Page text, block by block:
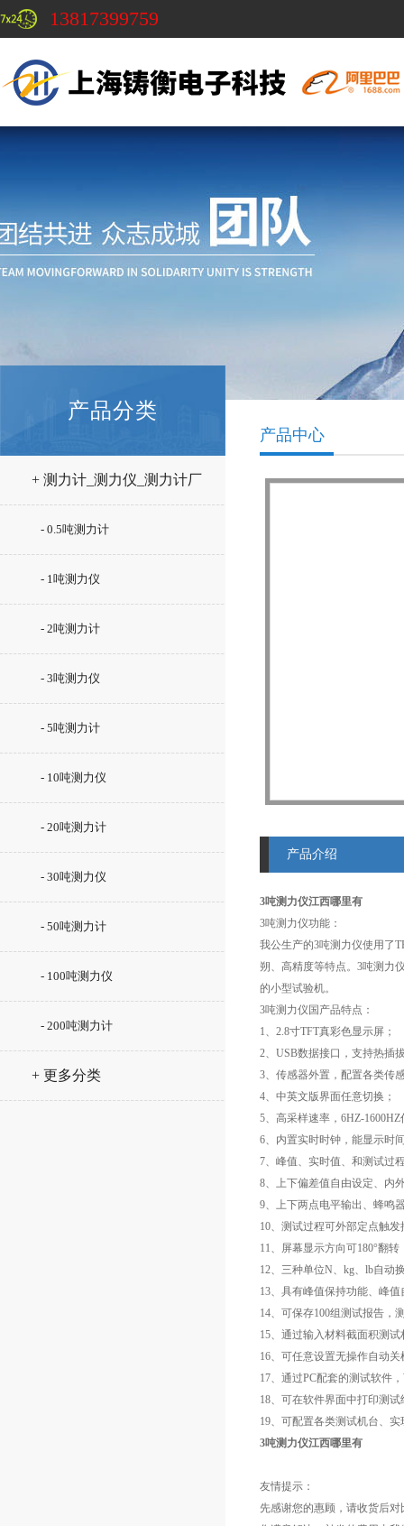
13817399759
产品分类
+ 测力计_测力仪_测力计厂
- 0.5吨测力计
- 1吨测力仪
- 2吨测力计
- 3吨测力仪
- 5吨测力计
- 10吨测力仪
- 20吨测力计
- 30吨测力仪
- 50吨测力计
- 100吨测力仪
- 200吨测力计
+ 更多分类
产品中心
产品介绍
3吨测力仪江西哪里有
3吨测力仪功能：
我公生产的3吨测力仪使用了
朔、高精度等特点。3吨测力
的小型试验机。
3吨测力仪国产品特点：
1、2.8寸TFT真彩色显示屏；
2、USB数据接口，支持热插
3、传感器外置，配置各类传
4、中英文版界面任意切换；
5、高采样速率，6HZ-
6、内置实时时钟，能显示时
7、峰值、实时值、和测试过
8、上下偏差值自由设定、内
9、上下两点电平输出、蜂鸣
10、测试过程可外部定点触
11、屏幕显示方向可180°翻
12、三种单位N、kg、lb自动
13、具有峰值保持功能、峰
14、可保存100组测试报告，
15、通过输入材料截面积测
16、可任意设置无操作自动
17、通过PC配套的测试软件
18、可在软件界面中打印测
19、可配置各类测试机台、
3吨测力仪江西哪里有
友情提示：
先感谢您的惠顾，请收货后